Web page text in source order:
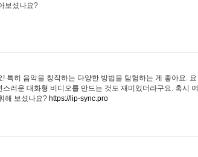
보셨나요?
특히 음악을 창작하는 다양한 방법을 탐험하는 게 좋아요. 요
러운 대화형 비디오를 만드는 것도 재미있더라구요. 혹시 여
해 보셨나요? https://lip-sync.pro